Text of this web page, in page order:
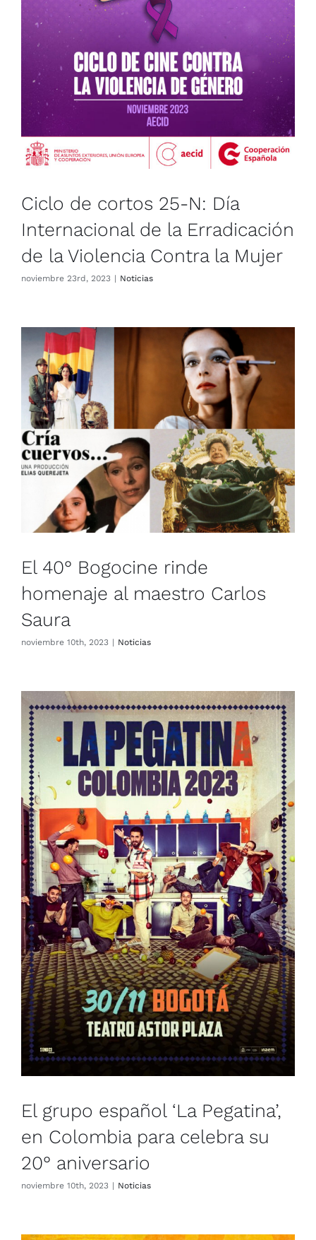
Noticias
Ciclo de cortos 25-N: Día
Internacional de la Erradicación
de la Violencia Contra la Mujer
noviembre 23rd, 2023 | Noticias
El 40° Bogocine rinde homenaje
al maestro Carlos Saura
Noticias
El 40° Bogocine rinde
homenaje al maestro Carlos
Saura
noviembre 10th, 2023 | Noticias
El grupo español ‘La Pegatina’,
en Colombia para celebra su
20° aniversario
Noticias
El grupo español ‘La Pegatina’,
en Colombia para celebra su
20° aniversario
noviembre 10th, 2023 | Noticias